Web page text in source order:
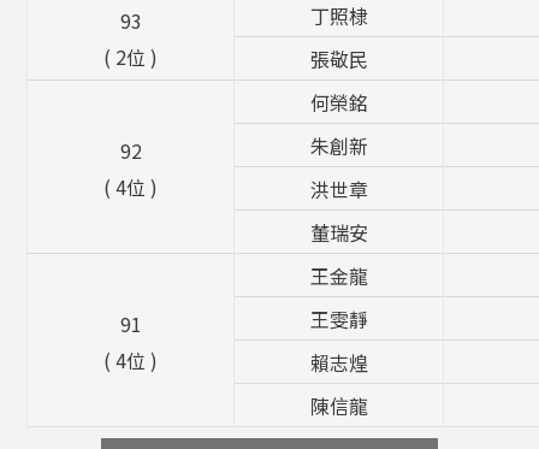
93
( 2位 )
丁照棣
張敬民
92
( 4位 )
何榮銘
朱創新
洪世章
董瑞安
91
( 4位 )
王金龍
王雯靜
賴志煌
陳信龍